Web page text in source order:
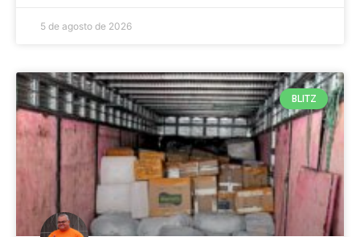
5 de agosto de 2026
BLITZ